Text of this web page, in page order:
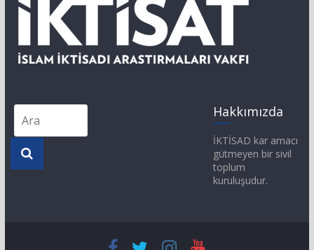
Hakkımızda
İKTİSAD kar amacı
gütmeyen bir sivil
toplum
kuruluşudur.